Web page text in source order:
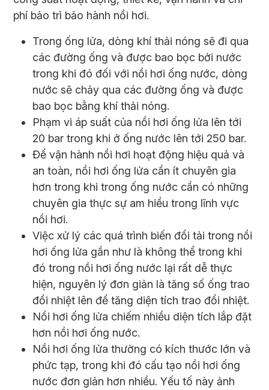
phí bảo trì bảo hành nồi hơi.
Trong ống lửa, dòng khí thải nóng sẽ đi qua
các đường ống và được bao bọc bởi nước
trong khi đó đối với nồi hơi ống nước, dòng
nước sẽ chảy qua các đường ống và được
bao bọc bằng khí thải nóng.
Phạm vi áp suất của nồi hơi ống lửa lên tới
20 bar trong khi ở ống nước lên tới 250 bar.
Để vận hành nồi hơi hoạt động hiệu quả và
an toàn, nồi hơi ống lửa cần ít chuyên gia
hơn trong khi trong ống nước cần có những
chuyên gia thực sự am hiểu trong lĩnh vực
nồi hơi.
Việc xử lý các quá trình biến đổi tải trong nồi
hơi ống lửa gần như là không thể trong khi
đó trong nồi hơi ống nước lại rất dễ thực
hiện, nguyên lý đơn giản là tăng số ống trao
đổi nhiệt lên để tăng diện tích trao đổi nhiệt.
Nồi hơi ống lửa chiếm nhiều diện tích lắp đặt
hơn nồi hơi ống nước.
Nồi hơi ống lửa thường có kích thước lớn và
phức tạp, trong khi đó cấu tạo nồi hơi ống
nước đơn giản hơn nhiều. Yếu tố này ảnh